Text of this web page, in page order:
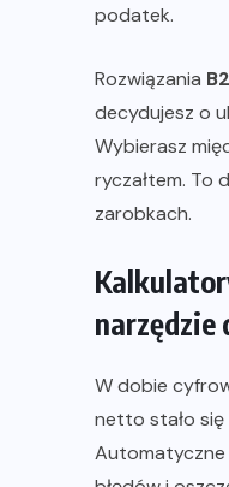
podatek.
Rozwiązania
decydujesz o
Wybierasz
ryczałtem. To
zarobkach.
narzędzie
W dobie
netto stało się
Automatyczne